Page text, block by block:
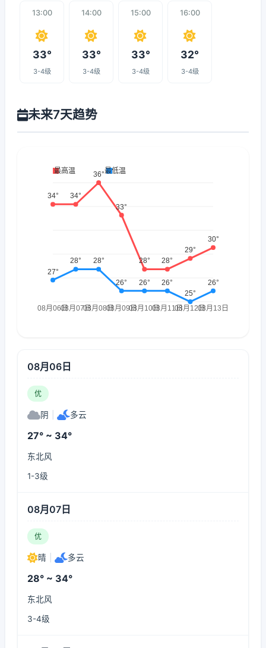
13:00
33°
3-4级
14:00
33°
3-4级
15:00
33°
3-4级
16:00
32°
3-4级
未来7天趋势
08月06日
优
阴 多云
27° ~ 34°
东北风
1-3级
08月07日
优
晴 多云
28° ~ 34°
东北风
3-4级